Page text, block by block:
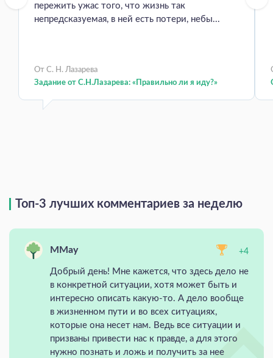
пережить ужас того, что жизнь так
непредсказуемая, в ней есть потери, небы...
От С. Н. Лазарева
Задание от С.Н.Лазарева: «Правильно ли я иду?»
Топ-3 лучших комментариев за неделю
MMay +4
Добрый день! Мне кажется, что здесь дело не
в конкретной ситуации, хотя может быть и
интересно описать какую-то. А дело вообще
в жизненном пути и во всех ситуациях,
которые она несет нам. Ведь все ситуации и
призваны привести нас к правде, а для этого
нужно познать и ложь и получить за нее